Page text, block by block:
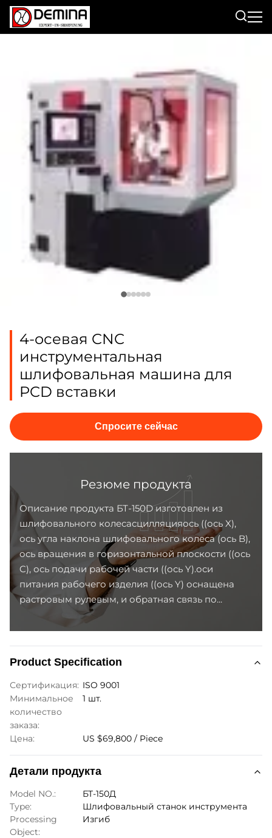
4-осевая CNC
инструментальная
шлифовальная машина для
PCD вставки
Спросите сейчас
Резюме продукта
Описание продукта БТ-150D изготовлен из
шлифовального колесасцилляцияось ((ось X),
ось угла наклона шлифовального колеса (ось B),
ось вращения в горизонтальной плоскости ((ось
C), ось подачи рабочей части ((ось Y).оси
питания рабочего изделия ((ось Y) оснащена
растровым рулевым, и обратная связь по...
Product Specification
Сертификация: ISO 9001
Минимальное
количество
заказа:
1 шт.
Цена: US $69,800 / Piece
Детали продукта
Model NO.:
БТ-150Д
Type:
Шлифовальный станок инструмента
Processing
Object:
Изгиб